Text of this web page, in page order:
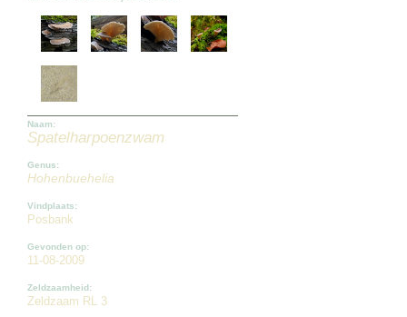
Naam:
Spatelharpoenzwam
Genus:
Hohenbuehelia
Vindplaats:
Posbank
Gevonden op:
11-08-2009
Zeldzaamheid:
Zeldzaam RL 3